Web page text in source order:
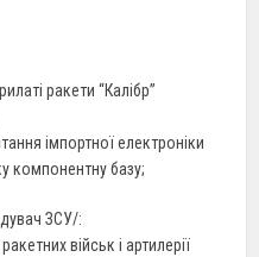
ракети “Калібр”
імпортної електроніки
компонентну базу;
ЗСУ/:
військ і артилерії